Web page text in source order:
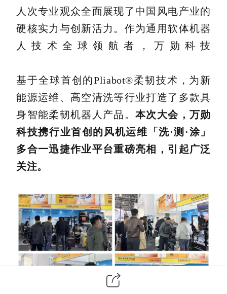
人次专业观众全面展现了中国风电产业的
硬核实力与创新活力。作为通用软体机器
人技术全球领航者，万勋科技
基于全球首创的Pliabot®柔韧技术，为新
能源运维、高空清洗等行业打造了多款具
身智能柔韧机器人产品。本次大会，万勋
科技携行业首创的风机运维「洗·测·涂」
多合一迅捷作业平台重磅亮相，引起广泛
关注。